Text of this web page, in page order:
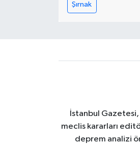
Şırnak
İstanbul
meclis kararları
deprem analizi